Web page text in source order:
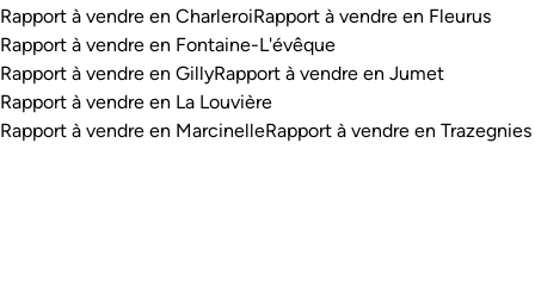
Rapport à vendre en CharleroiRapport à vendre en Fleurus
Rapport à vendre en Fontaine-L'évêque
Rapport à vendre en GillyRapport à vendre en Jumet
Rapport à vendre en La Louvière
Rapport à vendre en MarcinelleRapport à vendre en Trazegnies